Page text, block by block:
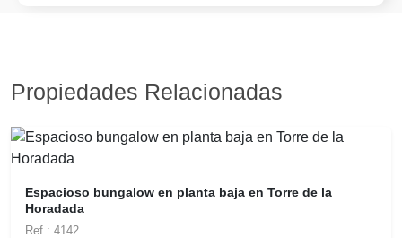
Propiedades Relacionadas
Espacioso bungalow en planta baja en Torre de la
Horadada
Ref.: 4142